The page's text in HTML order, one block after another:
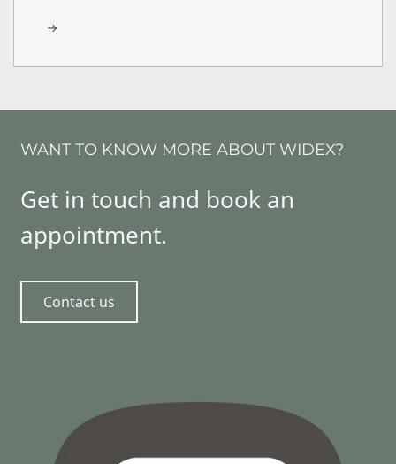
WANT TO KNOW MORE ABOUT WIDEX?
Get in touch and book an
appointment.
Contact us